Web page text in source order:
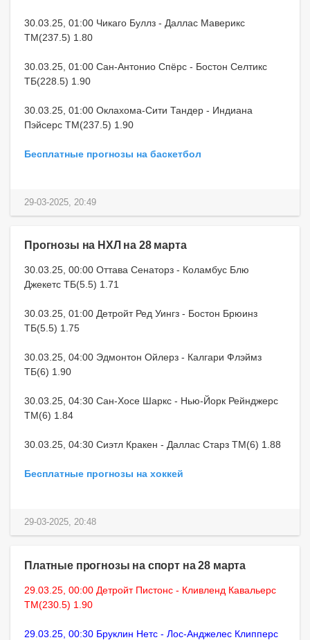
30.03.25, 01:00 Чикаго Буллз - Даллас Маверикс
ТМ(237.5) 1.80
30.03.25, 01:00 Сан-Антонио Спёрс - Бостон Селтикс
ТБ(228.5) 1.90
30.03.25, 01:00 Оклахома-Сити Тандер - Индиана
Пэйсерс ТМ(237.5) 1.90
Бесплатные прогнозы на баскетбол
29-03-2025, 20:49
Прогнозы на НХЛ на 28 марта
30.03.25, 00:00 Оттава Сенаторз - Коламбус Блю
Джекетс ТБ(5.5) 1.71
30.03.25, 01:00 Детройт Ред Уингз - Бостон Брюинз
ТБ(5.5) 1.75
30.03.25, 04:00 Эдмонтон Ойлерз - Калгари Флэймз
ТБ(6) 1.90
30.03.25, 04:30 Сан-Хосе Шаркс - Нью-Йорк Рейнджерс
ТМ(6) 1.84
30.03.25, 04:30 Сиэтл Кракен - Даллас Старз ТМ(6) 1.88
Бесплатные прогнозы на хоккей
29-03-2025, 20:48
Платные прогнозы на спорт на 28 марта
29.03.25, 00:00 Детройт Пистонс - Кливленд Кавальерс
ТМ(230.5) 1.90
29.03.25, 00:30 Бруклин Нетс - Лос-Анджелес Клипперс